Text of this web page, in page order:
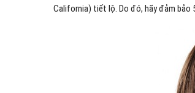
California) tiết lộ. Do đó, hãy đảm bảo